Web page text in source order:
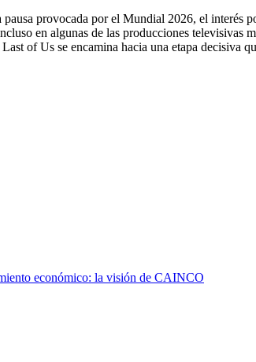
provocada por el Mundial 2026, el interés
en algunas de las producciones televisivas
of Us se encamina hacia una etapa decisiva
económico: la visión de CAINCO